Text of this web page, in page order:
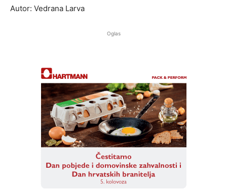
Autor: Vedrana Larva
Oglas